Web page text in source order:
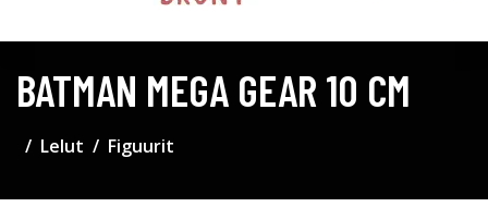
BATMAN MEGA GEAR 10 CM
Lelut Figuurit